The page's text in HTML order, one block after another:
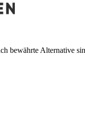
bewährte Alternative